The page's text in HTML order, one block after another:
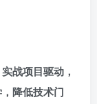
战项目驱动，
降低技术门